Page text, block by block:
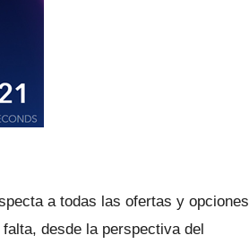
a todas las ofertas y opciones
desde la perspectiva del